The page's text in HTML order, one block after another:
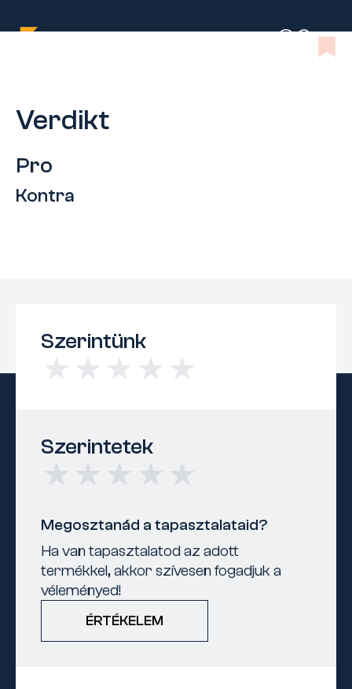
Verdikt
Pro
Kontra
Szerintünk
Szerintetek
Megosztanád a tapasztalataid?
Ha van tapasztalatod az adott
termékkel, akkor szívesen fogadjuk a
véleményed!
ÉRTÉKELEM